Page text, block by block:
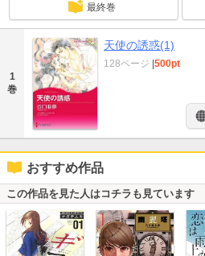
最終巻
1
巻
天使の誘惑(1)
128ページ 500pt
おすすめ作品
この作品を見た人はコチラも見ています